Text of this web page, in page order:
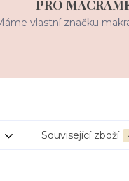
PRO
vlastní značku
Související zboží